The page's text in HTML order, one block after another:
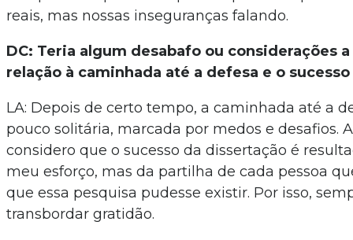
reais, mas nossas inseguranças falando.
DC: Teria algum desabafo ou considerações
relação à caminhada até a defesa e o
LA: Depois de certo tempo, a caminhada até a
pouco solitária, marcada por medos e desafios.
considero que o sucesso da dissertação é
meu esforço, mas da partilha de cada pessoa
que essa pesquisa pudesse existir. Por isso,
transbordar gratidão.